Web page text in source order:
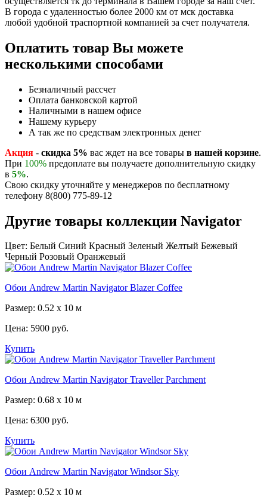
В города с удаленностью более 2000 км от мск доставка
любой удобной траспортной компанией за счет получателя.
Оплатить товар Вы можете
несколькими способами
Безналичный рассчет
Оплата банковской картой
Наличными в нашем офисе
Нашему курьеру
А так же по средствам электронных денег
Акция - скидка 5% вас ждет на все товары в нашей корзине.
При 100% предоплате вы получаете дополнительную скидку
в 5%.
Свою скидку уточняйте у менеджеров по бесплатному
телефону 8(800) 775-89-12
Другие товары коллекции Navigator
Цвет: Белый Синий Красный Зеленый Желтый Бежевый
Черный Розовый Оранжевый
Обои Andrew Martin Navigator Blazer Coffee
Размер: 0.52 x 10 м
Цена: 5900 руб.
Купить
Обои Andrew Martin Navigator Traveller Parchment
Размер: 0.68 x 10 м
Цена: 6300 руб.
Купить
Обои Andrew Martin Navigator Windsor Sky
Размер: 0.52 x 10 м